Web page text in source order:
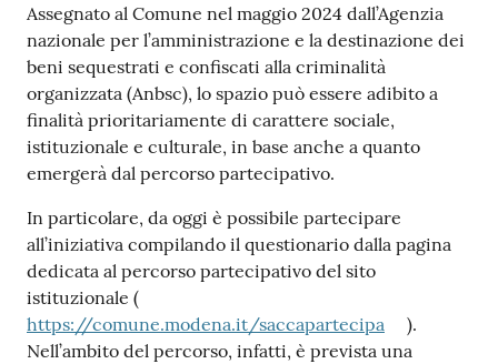
Assegnato al Comune nel maggio 2024 dall’Agenzia
nazionale per l’amministrazione e la destinazione dei
beni sequestrati e confiscati alla criminalità
organizzata (Anbsc), lo spazio può essere adibito a
finalità prioritariamente di carattere sociale,
istituzionale e culturale, in base anche a quanto
emergerà dal percorso partecipativo.
In particolare, da oggi è possibile partecipare
all’iniziativa compilando il questionario dalla pagina
dedicata al percorso partecipativo del sito
istituzionale (
https://comune.modena.it/saccapartecipa
).
Nell’ambito del percorso, infatti, è prevista una